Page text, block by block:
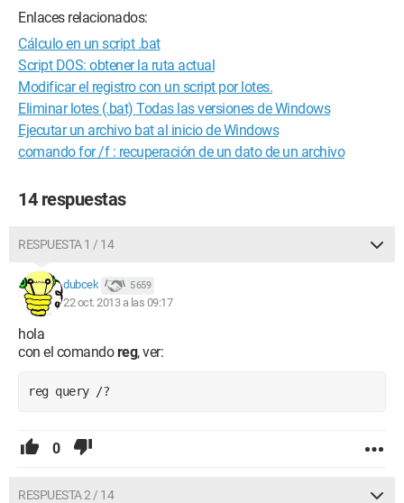
¿Cómo puedo recuperar el dato del registro para que mi .bat lo
utilice?
Está más allá de mis competencias...
Gracias por su ayuda.
Enlaces relacionados:
Cálculo en un script .bat
Script DOS: obtener la ruta actual
Modificar el registro con un script por lotes.
Eliminar lotes (.bat) Todas las versiones de Windows
Ejecutar un archivo bat al inicio de Windows
comando for /f : recuperación de un dato de un archivo
14 respuestas
RESPUESTA 1 / 14
dubcek 5 659
22 oct. 2013 a las 09:17
hola
con el comandoreg, ver:
reg query /?
0
RESPUESTA 2 / 14